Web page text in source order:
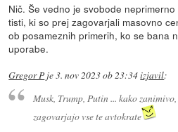
Nič. Še vedno je svobode
tisti, ki so prej zagovarjali masovno
ob posameznih primerih, ko se bana
uporabe.
Gregor P je3. nov 2023 ob 23:34izjavil:
Musk, Trump, Putin ... kako
zagovarjajo vse te avtokrate